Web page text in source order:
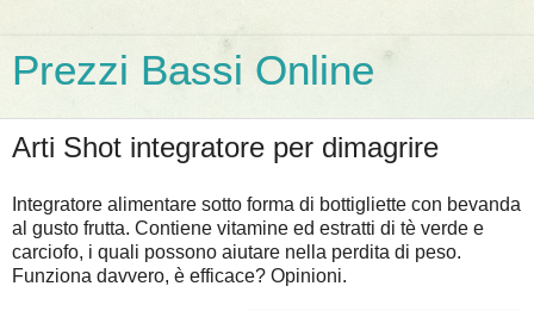
Prezzi Bassi Online
Arti Shot integratore per dimagrire
Integratore alimentare sotto forma di bottigliette con bevanda
al gusto frutta. Contiene vitamine ed estratti di tè verde e
carciofo, i quali possono aiutare nella perdita di peso.
Funziona davvero, è efficace? Opinioni.